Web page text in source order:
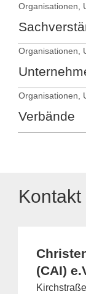
Organisationen,
Organisationen,
Organisationen,
Verbände
Kontakt
(CAI)